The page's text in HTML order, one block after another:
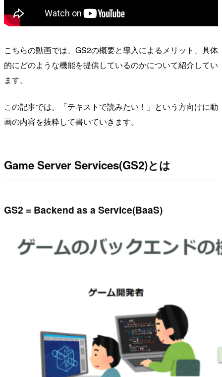
こちらの動画では、GS2の概要と導入によるメリット、具体
的にどのような機能を提供しているのかについて紹介してい
ます。
この記事では、「テキストで読みたい！」という方向けに動
画の内容を抜粋して書いていきます。
Game Server Services(GS2)とは
GS2 = Backend as a Service(BaaS)